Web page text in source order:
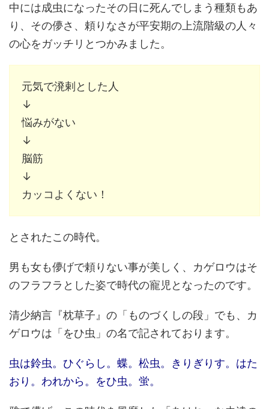
中には成虫になったその日に死んでしまう種類もあ
り、その儚さ、頼りなさが平安期の上流階級の人々
の心をガッチリとつかみました。
元気で溌剌とした人
↓
悩みがない
↓
脳筋
↓
カッコよくない！
とされたこの時代。
男も女も儚げで頼りない事が美しく、カゲロウはそ
のフラフラとした姿で時代の寵児となったのです。
清少納言『枕草子』の「ものづくしの段」でも、カ
ゲロウは「をひ虫」の名で記されております。
虫は鈴虫。ひぐらし。蝶。松虫。きりぎりす。はた
おり。われから。をひ虫。蛍。